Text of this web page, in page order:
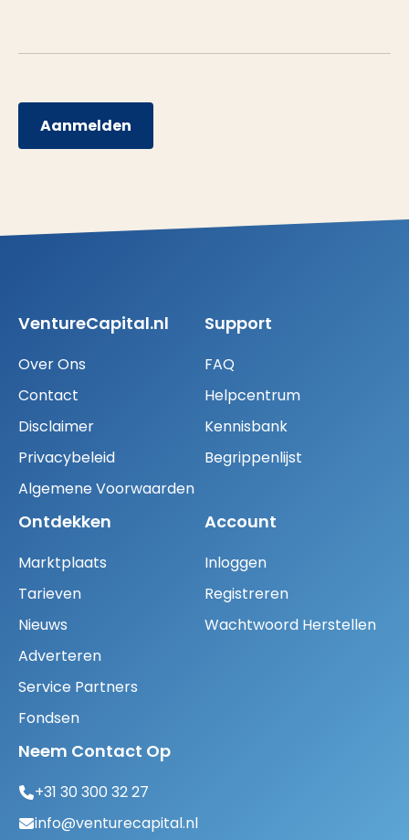
Aanmelden
VentureCapital.nl
Over Ons
Contact
Disclaimer
Privacybeleid
Algemene Voorwaarden
Support
FAQ
Helpcentrum
Kennisbank
Begrippenlijst
Ontdekken
Marktplaats
Tarieven
Nieuws
Adverteren
Service Partners
Fondsen
Account
Inloggen
Registreren
Wachtwoord Herstellen
Neem Contact Op
+31 30 300 32 27
info@venturecapital.nl